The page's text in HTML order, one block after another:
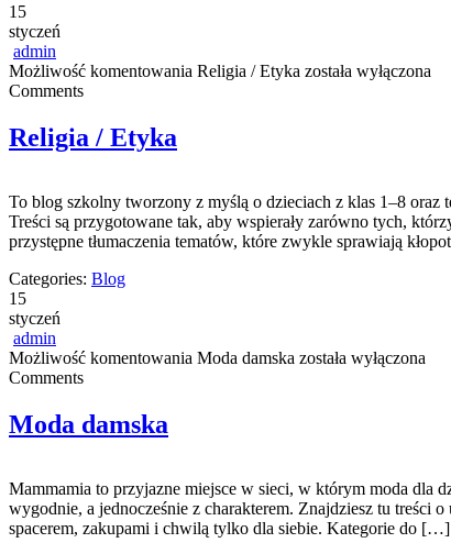
15
styczeń
admin
Możliwość komentowania Religia / Etyka została wyłączona
Comments
Religia / Etyka
To blog szkolny tworzony z myślą o dzieciach z klas 1–8 oraz
Treści są przygotowane tak, aby wspierały zarówno tych,
przystępne tłumaczenia tematów, które zwykle sprawiają
Categories: Blog
15
styczeń
admin
Możliwość komentowania Moda damska została wyłączona
Comments
Moda damska
Mammamia to przyjazne miejsce w sieci, w którym moda dla
wygodnie, a jednocześnie z charakterem. Znajdziesz tu treści
spacerem, zakupami i chwilą tylko dla siebie. Kategorie do […]